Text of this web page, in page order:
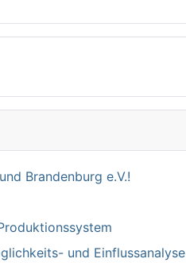
Brandenburg e.V.!
und Einflussanalyse